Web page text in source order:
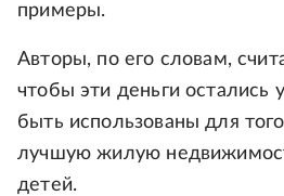
примеры.
Авторы, по его словам,
чтобы эти деньги остались
быть использованы для
лучшую жилую
детей.